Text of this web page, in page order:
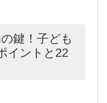
鍵！子ども
イントと22